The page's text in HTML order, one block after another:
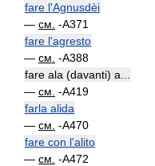
fare l'Agnusdèi
— см. -A371
fare l'agresto
— см. -A388
fare ala (davanti) a...
— см. -A419
farla alida
— см. -A470
fare con l'alito
— см. -A472